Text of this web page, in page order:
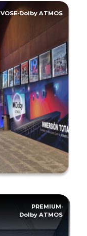
VOSE·Dolby ATMOS
PREMIUM·
Dolby ATMOS